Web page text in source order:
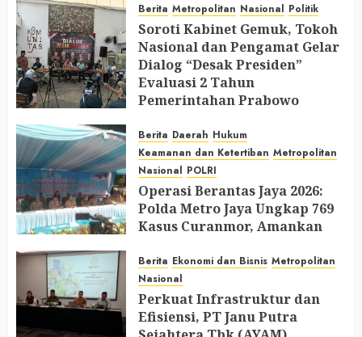
AUGUST 6, 2026 0
Berita Metropolitan Nasional Politik
Soroti Kabinet Gemuk, Tokoh
Nasional dan Pengamat Gelar
Dialog “Desak Presiden”
Evaluasi 2 Tahun
Pemerintahan Prabowo
Berita Daerah Hukum
Keamanan dan Ketertiban Metropolitan
Nasional POLRI
Operasi Berantas Jaya 2026:
Polda Metro Jaya Ungkap 769
Kasus Curanmor, Amankan
Senjata Api
JULY 31, 2026
Berita Ekonomi dan Bisnis Metropolitan
Nasional
Perkuat Infrastruktur dan
Efisiensi, PT Janu Putra